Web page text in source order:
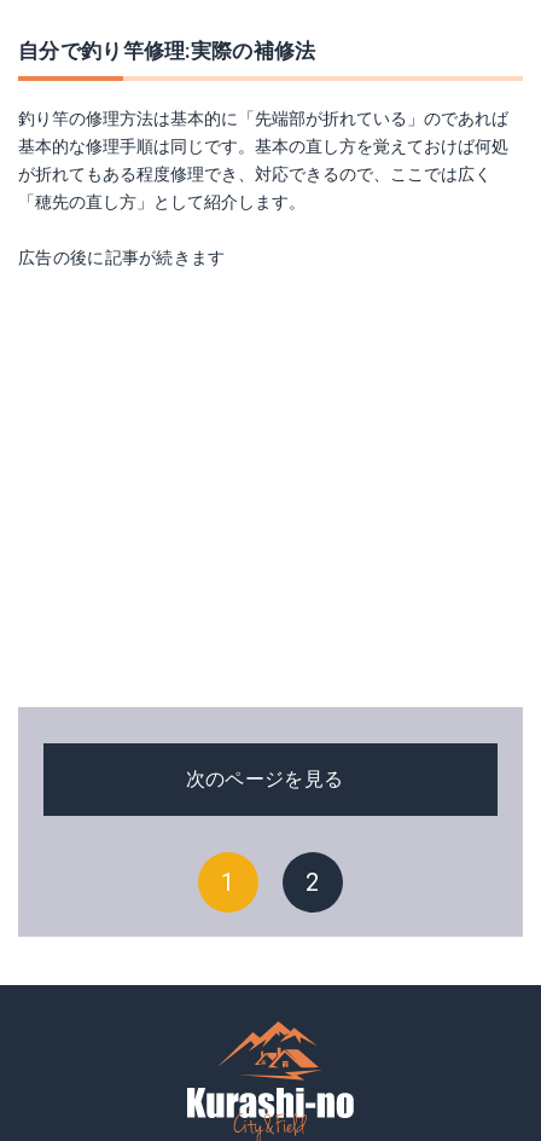
自分で釣り竿修理:実際の補修法
釣り竿の修理方法は基本的に「先端部が折れている」のであれば
基本的な修理手順は同じです。基本の直し方を覚えておけば何処
が折れてもある程度修理でき、対応できるので、ここでは広く
「穂先の直し方」として紹介します。
広告の後に記事が続きます
次のページを見る
1 2